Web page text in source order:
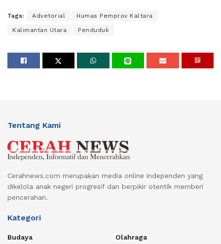
Tags: Advetorial Humas Pemprov Kaltara
Kalimantan Utara Penduduk
Tentang Kami
Cerahnews.com merupakan media online independen yang
dikelola anak negeri progresif dan berpikir otentik memberi
pencerahan.
Kategori
Budaya
Olahraga